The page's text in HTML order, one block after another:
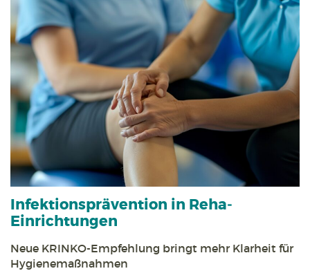
Infektions­prävention in Reha­
Einrichtungen
Neue KRINKO-Empfehlung bringt mehr Klarheit für
Hygiene­maßnahmen